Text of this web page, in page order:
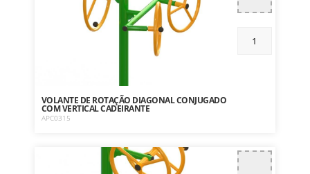
VOLANTE DE ROTAÇÃO DIAGONAL CONJUGADO
COM VERTICAL CADEIRANTE
APC0315